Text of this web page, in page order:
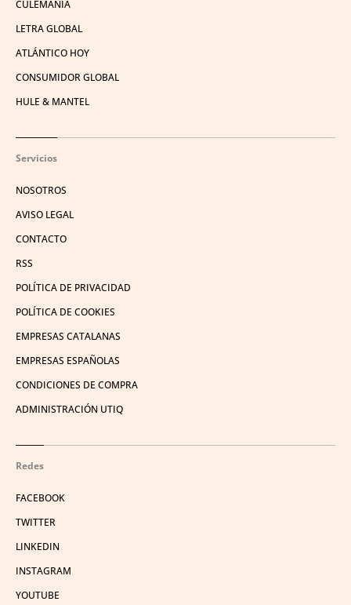
CULEMANÍA
LETRA GLOBAL
ATLÁNTICO HOY
CONSUMIDOR GLOBAL
HULE & MANTEL
Servicios
NOSOTROS
AVISO LEGAL
CONTACTO
RSS
POLÍTICA DE PRIVACIDAD
POLÍTICA DE COOKIES
EMPRESAS CATALANAS
EMPRESAS ESPAÑOLAS
CONDICIONES DE COMPRA
ADMINISTRACIÓN UTIQ
Redes
FACEBOOK
TWITTER
LINKEDIN
INSTAGRAM
YOUTUBE